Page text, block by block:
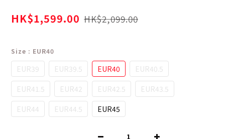
HK$1,599.00 HK$2,099.00
Size : EUR40
EUR39 EUR39.5 EUR40
EUR40.5
EUR41.5
EUR42 EUR42.5
EUR43.5
EUR44
EUR44.5 EUR45